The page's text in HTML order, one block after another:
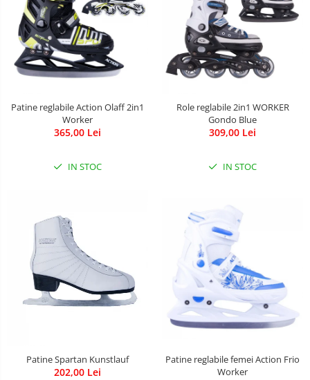
Patine reglabile Action Olaff 2in1
Worker
365,00 Lei
IN STOC
Role reglabile 2in1 WORKER
Gondo Blue
309,00 Lei
IN STOC
Patine Spartan Kunstlauf
202,00 Lei
Patine reglabile femei Action Frio
Worker